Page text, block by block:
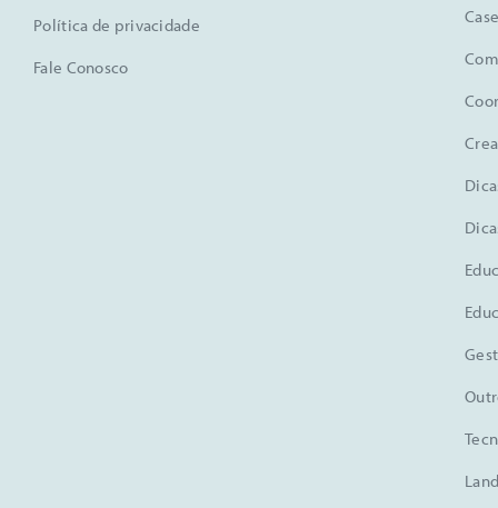
Política de privacidade
Fale Conosco